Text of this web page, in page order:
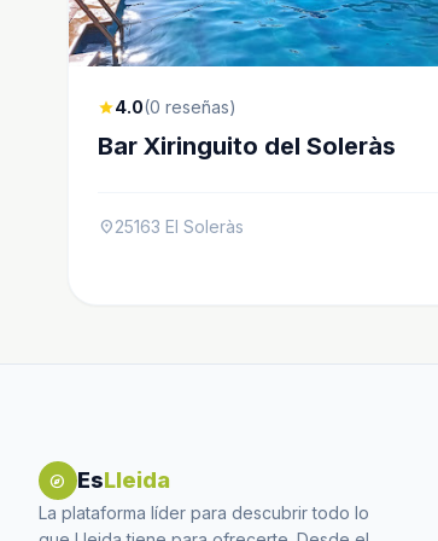
star4.0(0 reseñas)
Bar Xiringuito del Soleràs
location_on25163 El Soleràs
explore EsLleida
La plataforma líder para descubrir todo lo